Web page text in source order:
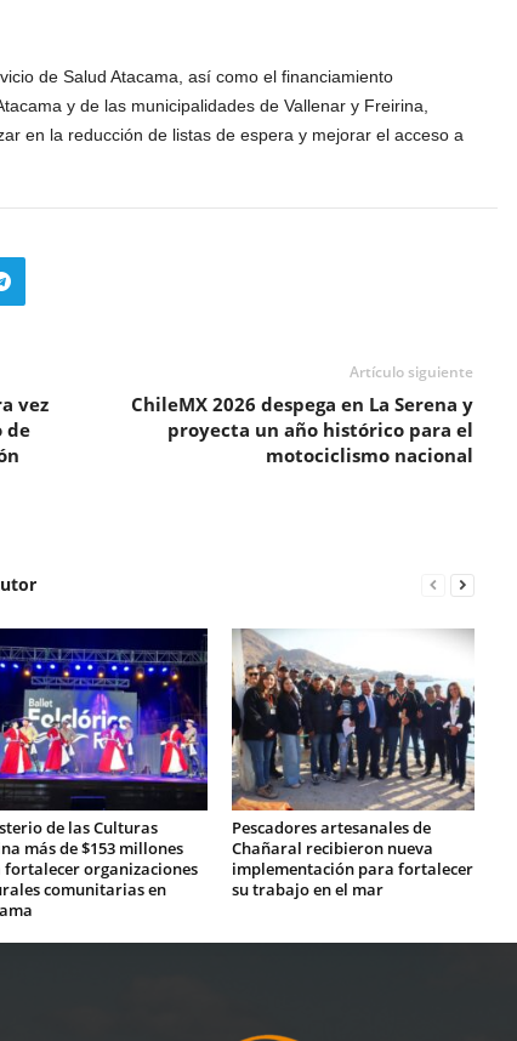
de Salud Atacama, así como el financiamiento
y de las municipalidades de Vallenar y Freirina,
en la reducción de listas de espera y mejorar el acceso a
vez
de
Artículo siguiente
ChileMX 2026 despega en La Serena y
proyecta un año histórico para el
motociclismo nacional
de las Culturas
más de $153 millones
fortalecer organizaciones
comunitarias en
Pescadores artesanales de
Chañaral recibieron nueva
implementación para fortalecer
su trabajo en el mar